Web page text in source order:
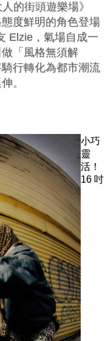
的街頭遊樂場》
度鮮明的角色登場
Elzie，氣場自成一
「風格無須解
行轉化為都市潮流
。
小巧
靈
活！
16 吋